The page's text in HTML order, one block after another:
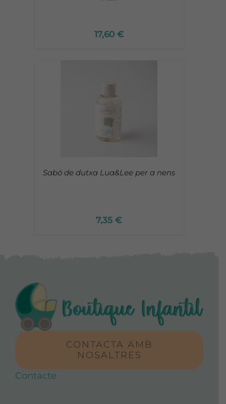
17,60 €
Sabó de dutxa Lua&Lee per a nens
7,35€
CONTACTA AMB
NOSALTRES
Contacte